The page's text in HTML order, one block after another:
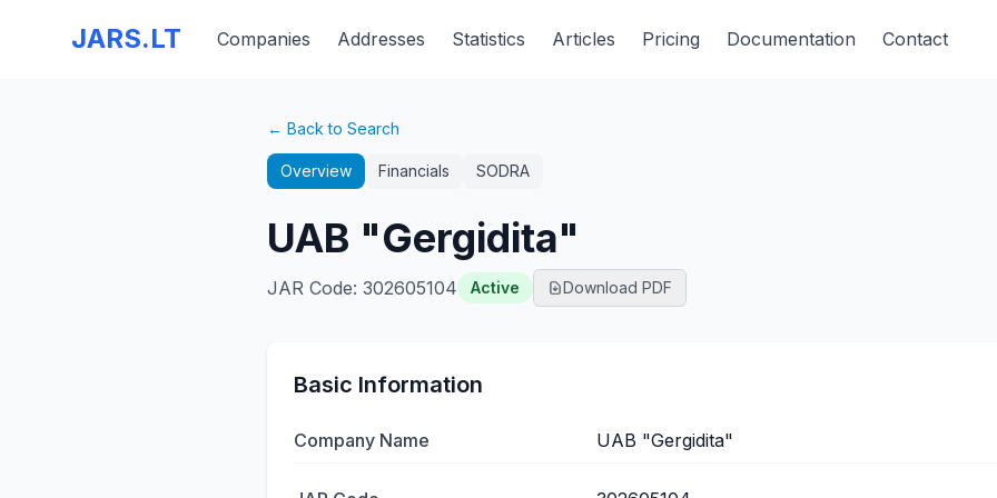
JARS.LT Companies Addresses Statistics Articles Pricing Documentation Contact
← Back to Search
Overview Financials SODRA
UAB "Gergidita"
JAR Code: 302605104 Active Download PDF
Basic Information
Company Name UAB "Gergidita"